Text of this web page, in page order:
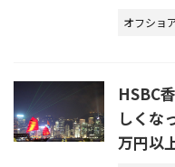
オフショ
HSBC
しくな
万円以